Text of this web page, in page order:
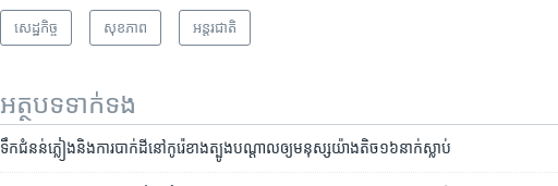
សេដ្ឋកិច្ច សុខភាព អន្តរជាតិ
អត្ថបទ​ទាក់ទង
ទឹក​ជំនន់​​ភ្លៀង​និង​ការ​បាក់ដី​នៅ​កូរ៉េ​ខាង​ត្បូង​​បណ្តាល​ឲ្យ​មនុស្ស​យ៉ាង​តិច​១៦​នាក់​ស្លាប់